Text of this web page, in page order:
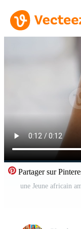
Partager sur